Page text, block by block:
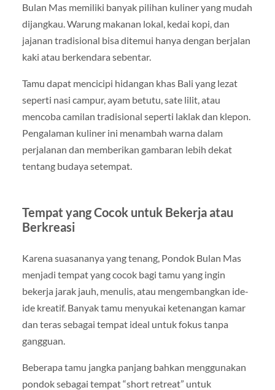
Bulan Mas memiliki banyak pilihan kuliner yang mudah
dijangkau. Warung makanan lokal, kedai kopi, dan
jajanan tradisional bisa ditemui hanya dengan berjalan
kaki atau berkendara sebentar.
Tamu dapat mencicipi hidangan khas Bali yang lezat
seperti nasi campur, ayam betutu, sate lilit, atau
mencoba camilan tradisional seperti laklak dan klepon.
Pengalaman kuliner ini menambah warna dalam
perjalanan dan memberikan gambaran lebih dekat
tentang budaya setempat.
Tempat yang Cocok untuk Bekerja atau
Berkreasi
Karena suasananya yang tenang, Pondok Bulan Mas
menjadi tempat yang cocok bagi tamu yang ingin
bekerja jarak jauh, menulis, atau mengembangkan ide-
ide kreatif. Banyak tamu menyukai ketenangan kamar
dan teras sebagai tempat ideal untuk fokus tanpa
gangguan.
Beberapa tamu jangka panjang bahkan menggunakan
pondok sebagai tempat “short retreat” untuk